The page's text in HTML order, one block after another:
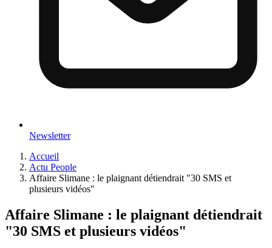
Newsletter
Accueil
Actu People
Affaire Slimane : le plaignant détiendrait "30 SMS et
plusieurs vidéos"
Affaire Slimane : le plaignant détiendrait
"30 SMS et plusieurs vidéos"